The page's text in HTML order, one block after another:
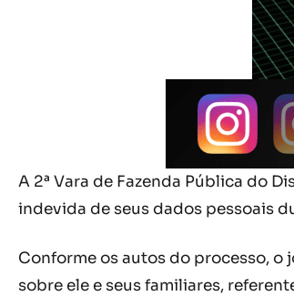
A 2ª Vara de Fazenda Pública do
indevida de seus dados pessoais
Conforme os autos do processo,
sobre ele e seus familiares,